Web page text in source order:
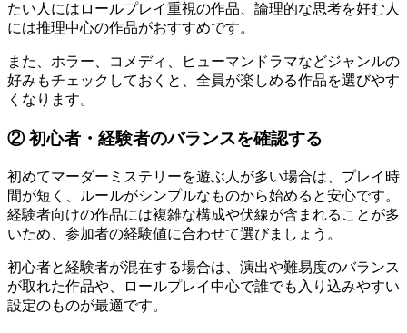
たい人にはロールプレイ重視の作品、論理的な思考を好む人
には推理中心の作品がおすすめです。
また、ホラー、コメディ、ヒューマンドラマなどジャンルの
好みもチェックしておくと、全員が楽しめる作品を選びやす
くなります。
② 初心者・経験者のバランスを確認する
初めてマーダーミステリーを遊ぶ人が多い場合は、プレイ時
間が短く、ルールがシンプルなものから始めると安心です。
経験者向けの作品には複雑な構成や伏線が含まれることが多
いため、参加者の経験値に合わせて選びましょう。
初心者と経験者が混在する場合は、演出や難易度のバランス
が取れた作品や、ロールプレイ中心で誰でも入り込みやすい
設定のものが最適です。